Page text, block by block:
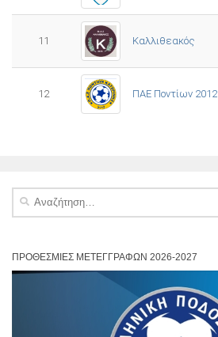
11 Καλλιθεακός
12 ΠΑΕ Ποντίων 2012
Αναζήτηση
ΠΡΟΘΕΣΜΊΕΣ ΜΕΤΕΓΓΡΑΦΏΝ 2026-2027